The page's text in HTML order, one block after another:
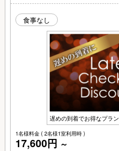
食事なし
遅めの到着でお得なプラン
1名様料金( 2名様1室利用時 )
17,600円 ～